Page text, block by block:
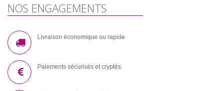
NOS ENGAGEMENTS
Livraison économique ou rapide
Paiements sécurisés et cryptés